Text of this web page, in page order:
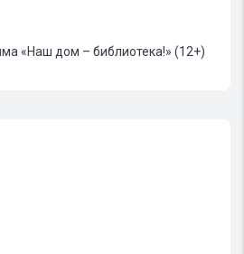
«Наш дом – библиотека!» (12+)